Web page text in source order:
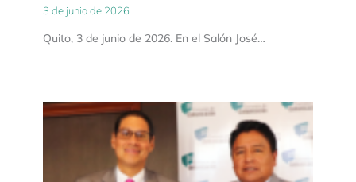
3 de junio de 2026
Quito, 3 de junio de 2026. En el Salón José…